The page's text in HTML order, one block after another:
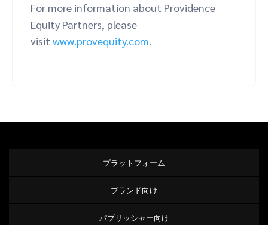
For more information about Providence
Equity Partners, please
visit www.provequity.com.
プラットフォーム
ブランド向け
パブリッシャー向け